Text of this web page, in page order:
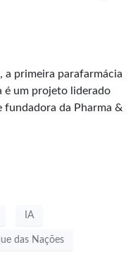
a primeira parafarmácia
é um projeto liderado
fundadora da Pharma &
IA
das Nações